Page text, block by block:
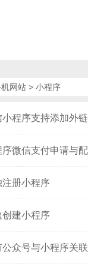
网站 > 小程序
小程序支持添加外
序微信支付申请与
注册小程序
创建小程序
公众号与小程序关联